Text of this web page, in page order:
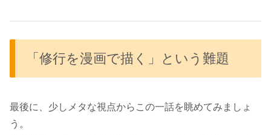
「修行を漫画で描く」という難題
最後に、少しメタな視点からこの一話を眺めてみましょ
う。